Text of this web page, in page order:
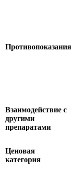
Противопоказания
Взаимодействие с
другими
препаратами
Ценовая
категория